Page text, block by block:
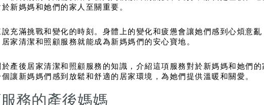
新媽媽和她們的家人至關重要。
充滿挑戰和變化的時刻。身體上的變化和疲憊會讓她們感到心煩意亂
家清潔和照顧服務就能成為新媽媽們的安心寶地。
產後居家清潔和照顧服務的知識，介紹這項服務對於新媽媽和她們的
讓新媽媽們感到放鬆和舒適的居家環境，為她們提供溫暖和關愛。
務的產後媽媽